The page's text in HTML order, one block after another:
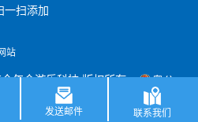
一扫添加
站
今年会游乐科技 版权所有
粤公
粤ICP备05012398号
xml地图
发送邮件 联系我们